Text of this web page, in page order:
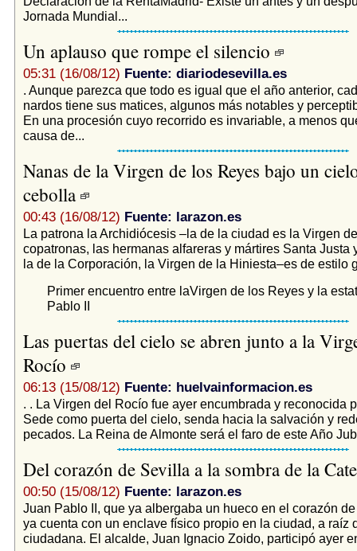
Jornada Mundial...
Un aplauso que rompe el silencio
05:31 (16/08/12) Fuente: diariodesevilla.es
. Aunque parezca que todo es igual que el año anterior,
nardos tiene sus matices, algunos más notables y
En una procesión cuyo recorrido es invariable, a menos
causa de...
Nanas de la Virgen de los Reyes bajo un
cebolla
00:43 (16/08/12) Fuente: larazon.es
La patrona la Archidiócesis –la de la ciudad es la Virgen
copatronas, las hermanas alfareras y mártires Santa Justa
la de la Corporación, la Virgen de la Hiniesta–es de estilo
Primer encuentro entre laVirgen de los Reyes y la
Pablo II
Las puertas del cielo se abren junto a la
Rocío
06:13 (15/08/12) Fuente: huelvainformacion.es
. . La Virgen del Rocío fue ayer encumbrada y reconocida
Sede como puerta del cielo, senda hacia la salvación y
pecados. La Reina de Almonte será el faro de este Año
Del corazón de Sevilla a la sombra de la
00:50 (15/08/12) Fuente: larazon.es
Juan Pablo II, que ya albergaba un hueco en el corazón
ya cuenta con un enclave físico propio en la ciudad, a raíz
ciudadana. El alcalde, Juan Ignacio Zoido, participó ayer